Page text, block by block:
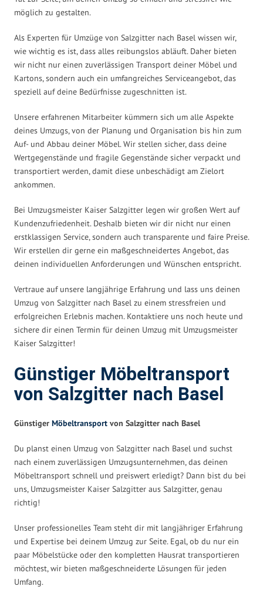
möglich zu gestalten.
Als Experten für Umzüge von Salzgitter nach Basel wissen wir,
wie wichtig es ist, dass alles reibungslos abläuft. Daher bieten
wir nicht nur einen zuverlässigen Transport deiner Möbel und
Kartons, sondern auch ein umfangreiches Serviceangebot, das
speziell auf deine Bedürfnisse zugeschnitten ist.
Unsere erfahrenen Mitarbeiter kümmern sich um alle Aspekte
deines Umzugs, von der Planung und Organisation bis hin zum
Auf- und Abbau deiner Möbel. Wir stellen sicher, dass deine
Wertgegenstände und fragile Gegenstände sicher verpackt und
transportiert werden, damit diese unbeschädigt am Zielort
ankommen.
Bei Umzugsmeister Kaiser Salzgitter legen wir großen Wert auf
Kundenzufriedenheit. Deshalb bieten wir dir nicht nur einen
erstklassigen Service, sondern auch transparente und faire Preise.
Wir erstellen dir gerne ein maßgeschneidertes Angebot, das
deinen individuellen Anforderungen und Wünschen entspricht.
Vertraue auf unsere langjährige Erfahrung und lass uns deinen
Umzug von Salzgitter nach Basel zu einem stressfreien und
erfolgreichen Erlebnis machen. Kontaktiere uns noch heute und
sichere dir einen Termin für deinen Umzug mit Umzugsmeister
Kaiser Salzgitter!
Günstiger Möbeltransport
von Salzgitter nach Basel
Günstiger Möbeltransport von Salzgitter nach Basel
Du planst einen Umzug von Salzgitter nach Basel und suchst
nach einem zuverlässigen Umzugsunternehmen, das deinen
Möbeltransport schnell und preiswert erledigt? Dann bist du bei
uns, Umzugsmeister Kaiser Salzgitter aus Salzgitter, genau
richtig!
Unser professionelles Team steht dir mit langjähriger Erfahrung
und Expertise bei deinem Umzug zur Seite. Egal, ob du nur ein
paar Möbelstücke oder den kompletten Hausrat transportieren
möchtest, wir bieten maßgeschneiderte Lösungen für jeden
Umfang.